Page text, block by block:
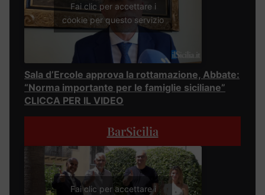
Fai clic per accettare i
cookie per questo servizio
Sala d’Ercole approva la rottamazione, Abbate:
“Norma importante per le famiglie siciliane”
CLICCA PER IL VIDEO
BarSicilia
Fai clic per accettare i